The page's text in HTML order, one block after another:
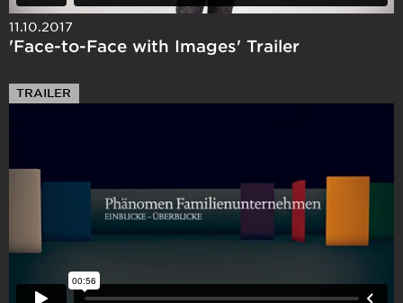
11.10.2017
'Face-to-Face with Images' Trailer
TRAILER